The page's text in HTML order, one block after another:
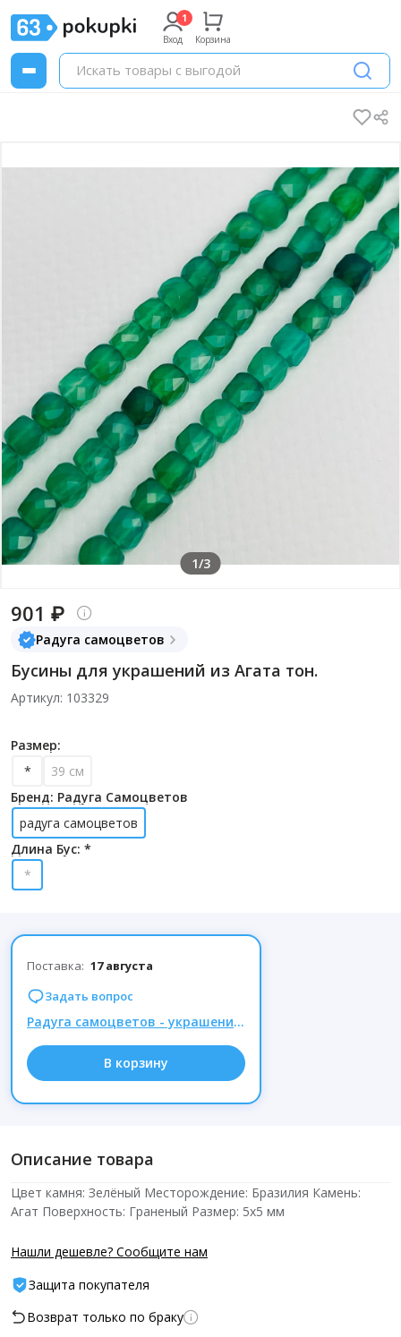
Вход Корзина
1/3
901 ₽
Радуга самоцветов
Бусины для украшений из Агата тон.
Артикул: 103329
Размер:
*
39 см
Бренд: Радуга Самоцветов
радуга самоцветов
Длина Бус: *
*
Поставка: 17 августа
Задать вопрос
Радуга самоцветов - украшения из натуральных камней, Комиссия 15% при заказе от 1000р.
В корзину
Описание товара
Цвет камня: Зелёный Месторождение: Бразилия Камень:
Агат Поверхность: Граненый Размер: 5х5 мм
Нашли дешевле? Сообщите нам
Защита покупателя
Возврат только по браку